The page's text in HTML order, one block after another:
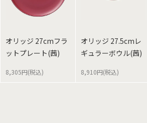
オリッジ 27cmフラ
ットプレート(茜)
8,305円(税込)
オリッジ 27.5cmレ
ギュラーボウル(茜)
8,910円(税込)